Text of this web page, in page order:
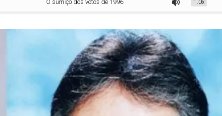
O sumiço dos votos de 1996 1.0x